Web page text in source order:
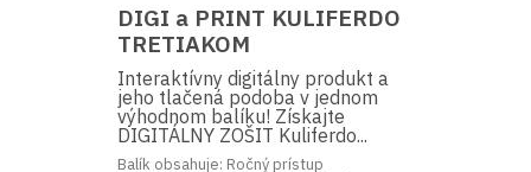
DIGI a PRINT KULIFERDO
TRETIAKOM
Interaktívny digitálny produkt a
jeho tlačená podoba v jednom
výhodnom balíku! Získajte
DIGITÁLNY ZOŠIT Kuliferdo...
Balík obsahuje: Ročný prístup